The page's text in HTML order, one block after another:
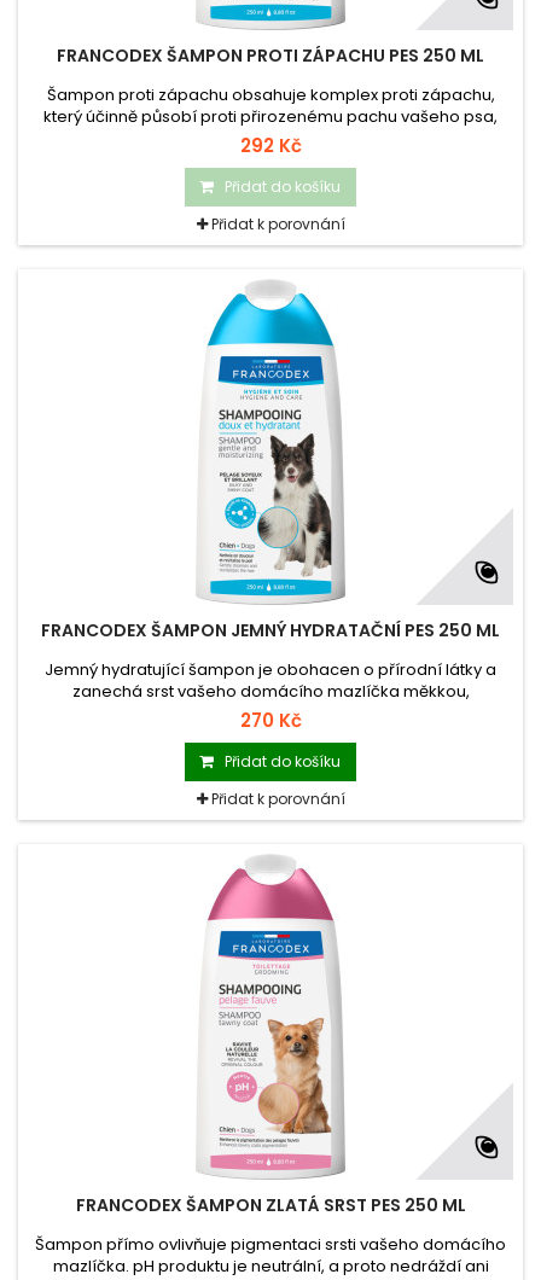
FRANCODEX ŠAMPON PROTI ZÁPACHU PES 250 ML
Šampon proti zápachu obsahuje komplex proti zápachu,
který účinně působí proti přirozenému pachu vašeho psa,
včetně zápachu mokrého psa. pH produktu je neutrální, a
proto nedráždí ani citlivou pokožku a udržuje její přirozenou
hladinu hydratace.
292 Kč
Přidat do košíku
Přidat k porovnání
FRANCODEX ŠAMPON JEMNÝ HYDRATAČNÍ PES 250 ML
Jemný hydratující šampon je obohacen o přírodní látky a
zanechá srst vašeho domácího mazlíčka měkkou,
hedvábnou a lesklou.pH produktu je neutrální, a proto
nedráždí ani citlivou pokožku a udržuje její přirozenou hladinu
hydratace.
270 Kč
Přidat do košíku
Přidat k porovnání
FRANCODEX ŠAMPON ZLATÁ SRST PES 250 ML
Šampon přímo ovlivňuje pigmentaci srsti vašeho domácího
mazlíčka. pH produktu je neutrální, a proto nedráždí ani